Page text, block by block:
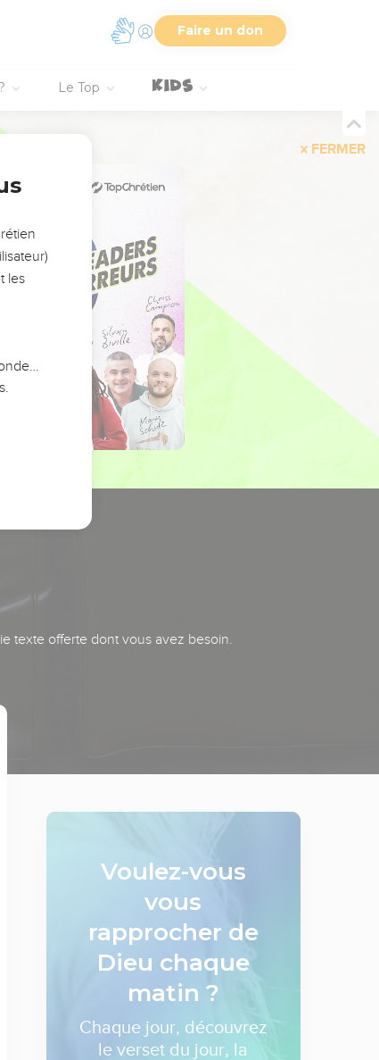
Faire un don
Le Top
FERMER
texte offerte dont vous avez besoin.
Voulez-vous
vous
rapprocher de
Dieu chaque
matin ?
Chaque jour, découvrez
le verset du jour, la
les